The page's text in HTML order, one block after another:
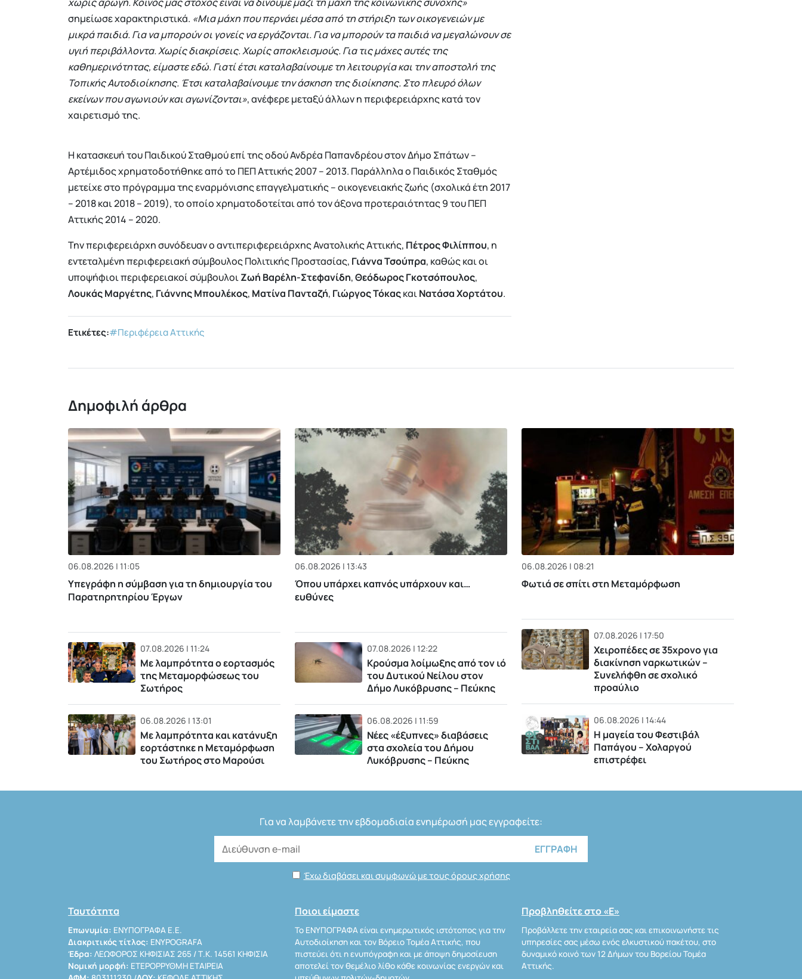
σημείωσε χαρακτηριστικά. «Μια μάχη που περνάει μέσα από τη στήριξη των οικογενειών με
μικρά παιδιά. Για να μπορούν οι γονείς να εργάζονται. Για να μπορούν τα παιδιά να μεγαλώνουν σε
υγιή περιβάλλοντα. Χωρίς διακρίσεις. Χωρίς αποκλεισμούς. Για τις μάχες αυτές της
καθημερινότητας, είμαστε εδώ. Γιατί έτσι καταλαβαίνουμε τη λειτουργία και την αποστολή της
Τοπικής Αυτοδιοίκησης. Έτσι καταλαβαίνουμε την άσκηση της διοίκησης. Στο πλευρό όλων
εκείνων που αγωνιούν και αγωνίζονται», ανέφερε μεταξύ άλλων η περιφερειάρχης κατά τον
χαιρετισμό της.
Η κατασκευή του Παιδικού Σταθμού επί της οδού Ανδρέα Παπανδρέου στον Δήμο Σπάτων –
Αρτέμιδος χρηματοδοτήθηκε από το ΠΕΠ Αττικής 2007 – 2013. Παράλληλα ο Παιδικός Σταθμός
μετείχε στο πρόγραμμα της εναρμόνισης επαγγελματικής – οικογενειακής ζωής (σχολικά έτη 2017
– 2018 και 2018 – 2019), το οποίο χρηματοδοτείται από τον άξονα προτεραιότητας 9 του ΠΕΠ
Αττικής 2014 – 2020.
Την περιφερειάρχη συνόδευαν ο αντιπεριφερειάρχης Ανατολικής Αττικής, Πέτρος Φιλίππου, η
εντεταλμένη περιφερειακή σύμβουλος Πολιτικής Προστασίας, Γιάννα Τσούπρα, καθώς και οι
υποψήφιοι περιφερειακοί σύμβουλοιΖωή Βαρέλη-Στεφανίδη,Θεόδωρος Γκοτσόπουλος,
Λουκάς Μαργέτης, Γιάννης Μπουλέκος, Ματίνα Πανταζή, Γιώργος ΤόκαςκαιΝατάσα Χορτάτου.
Ετικέτες:#Περιφέρεια Αττικής
Δημοφιλή άρθρα
06.08.2026 | 11:05
Υπεγράφη η σύμβαση για τη δημιουργία του
Παρατηρητηρίου Έργων
07.08.2026 | 11:24
Με λαμπρότητα ο εορτασμός
της Μεταμορφώσεως του
Σωτήρος
06.08.2026 | 13:01
Με λαμπρότητα και κατάνυξη
εορτάστηκε η Μεταμόρφωση
του Σωτήρος στο Μαρούσι
06.08.2026 | 13:43
Όπου υπάρχει καπνός υπάρχουν και…
ευθύνες
07.08.2026 | 12:22
Κρούσμα λοίμωξης από τον ιό
του Δυτικού Νείλου στον
Δήμο Λυκόβρυσης – Πεύκης
06.08.2026 | 11:59
Νέες «έξυπνες» διαβάσεις
στα σχολεία του Δήμου
Λυκόβρυσης – Πεύκης
06.08.2026 | 08:21
Φωτιά σε σπίτι στη Μεταμόρφωση
07.08.2026 | 17:50
Χειροπέδες σε 35χρονο για
διακίνηση ναρκωτικών –
Συνελήφθη σε σχολικό
προαύλιο
06.08.2026 | 14:44
Η μαγεία του Φεστιβάλ
Παπάγου – Χολαργού
επιστρέφει
Για να λαμβάνετε την εβδομαδιαία ενημέρωσή μας εγγραφείτε:
Έχω διαβάσει και συμφωνώ με τους όρους χρήσης
Ταυτότητα
Επωνυμία: ΕΝΥΠΟΓΡΑΦΑ Ε.Ε.
Διακριτικός τίτλος: ENYPOGRAFA
Έδρα: ΛΕΩΦΟΡΟΣ ΚΗΦΙΣΙΑΣ 265 / Τ.Κ. 14561 ΚΗΦΙΣΙΑ
Νομική μορφή: ΕΤΕΡΟΡΡΥΘΜΗ ΕΤΑΙΡΕΙΑ
Ποιοι είμαστε
Το ΕΝΥΠΟΓΡΑΦΑ είναι ενημερωτικός ιστότοπος για την
Αυτοδιοίκηση και τον Βόρειο Τομέα Αττικής, που
πιστεύει ότι η ενυπόγραφη και με άποψη δημοσίευση
αποτελεί τον θεμέλιο λίθο κάθε κοινωνίας ενεργών και
Προβληθείτε στο «Ε»
Προβάλλετε την εταιρεία σας και επικοινωνήστε τις
υπηρεσίες σας μέσω ενός ελκυστικού πακέτου, στο
δυναμικό κοινό των 12 Δήμων του Βορείου Τομέα
Αττικής.